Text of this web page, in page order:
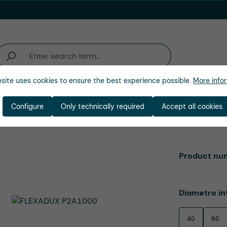
Select
Diametro
40 60
Product
uses cookies to ensure the best experience possible. More
Only technically required
Configure Accept all cookies